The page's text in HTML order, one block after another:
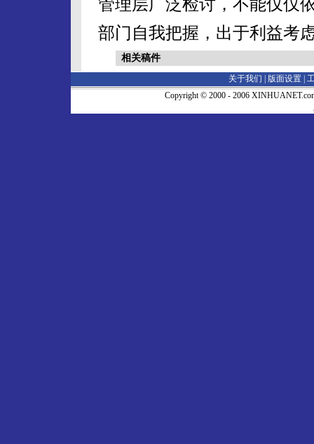
管理层广泛检讨，不能仅仅
部门自我把握，出于利益考
相关稿件
关于我们 | 版面设置
Copyright © 2000 - 2006